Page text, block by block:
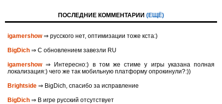
ПОСЛЕДНИЕ КОММЕНТАРИИ (ЕЩЁ)
igamershow⇒ русского нет, оптимизации тоже кста:)
BigDich ⇒ С обновлением завезли RU
igamershow⇒ Интересно:) в том же стиме у игры указана полная
локализация:) чего же так мобильную платформу опрокинули?:))
Brightside ⇒ BigDich, спасибо за исправление
BigDich ⇒ В игре русский отсутствует